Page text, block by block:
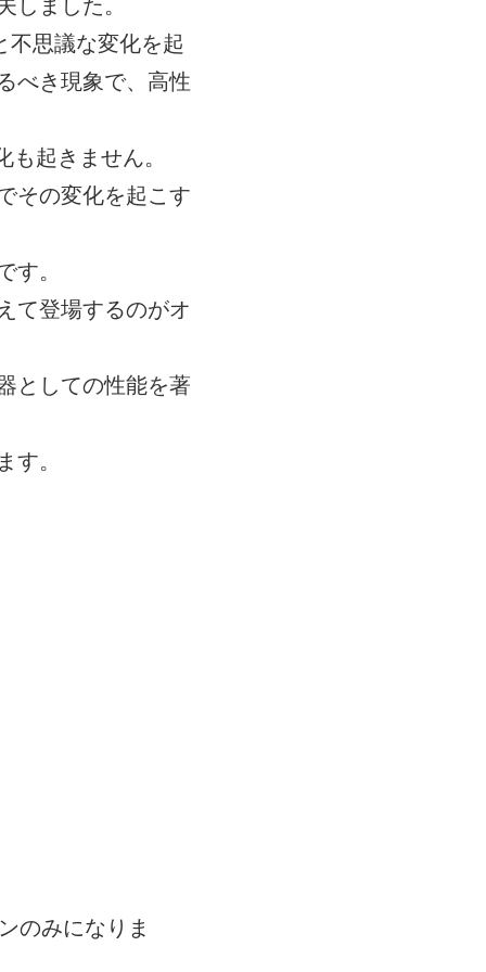
しました。
不思議な変化を起
べき現象で、高性
起きません。
その変化を起こす
す。
て登場するのがオ
としての性能を著
す。
のみになりま